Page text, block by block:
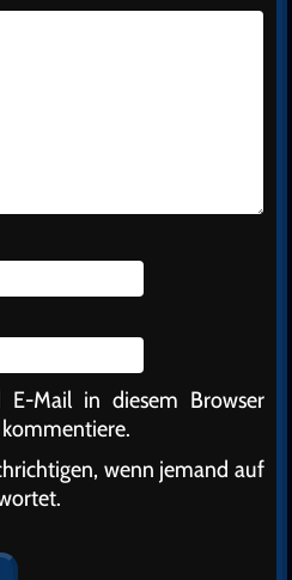
Mail in diesem Browser
wenn jemand auf